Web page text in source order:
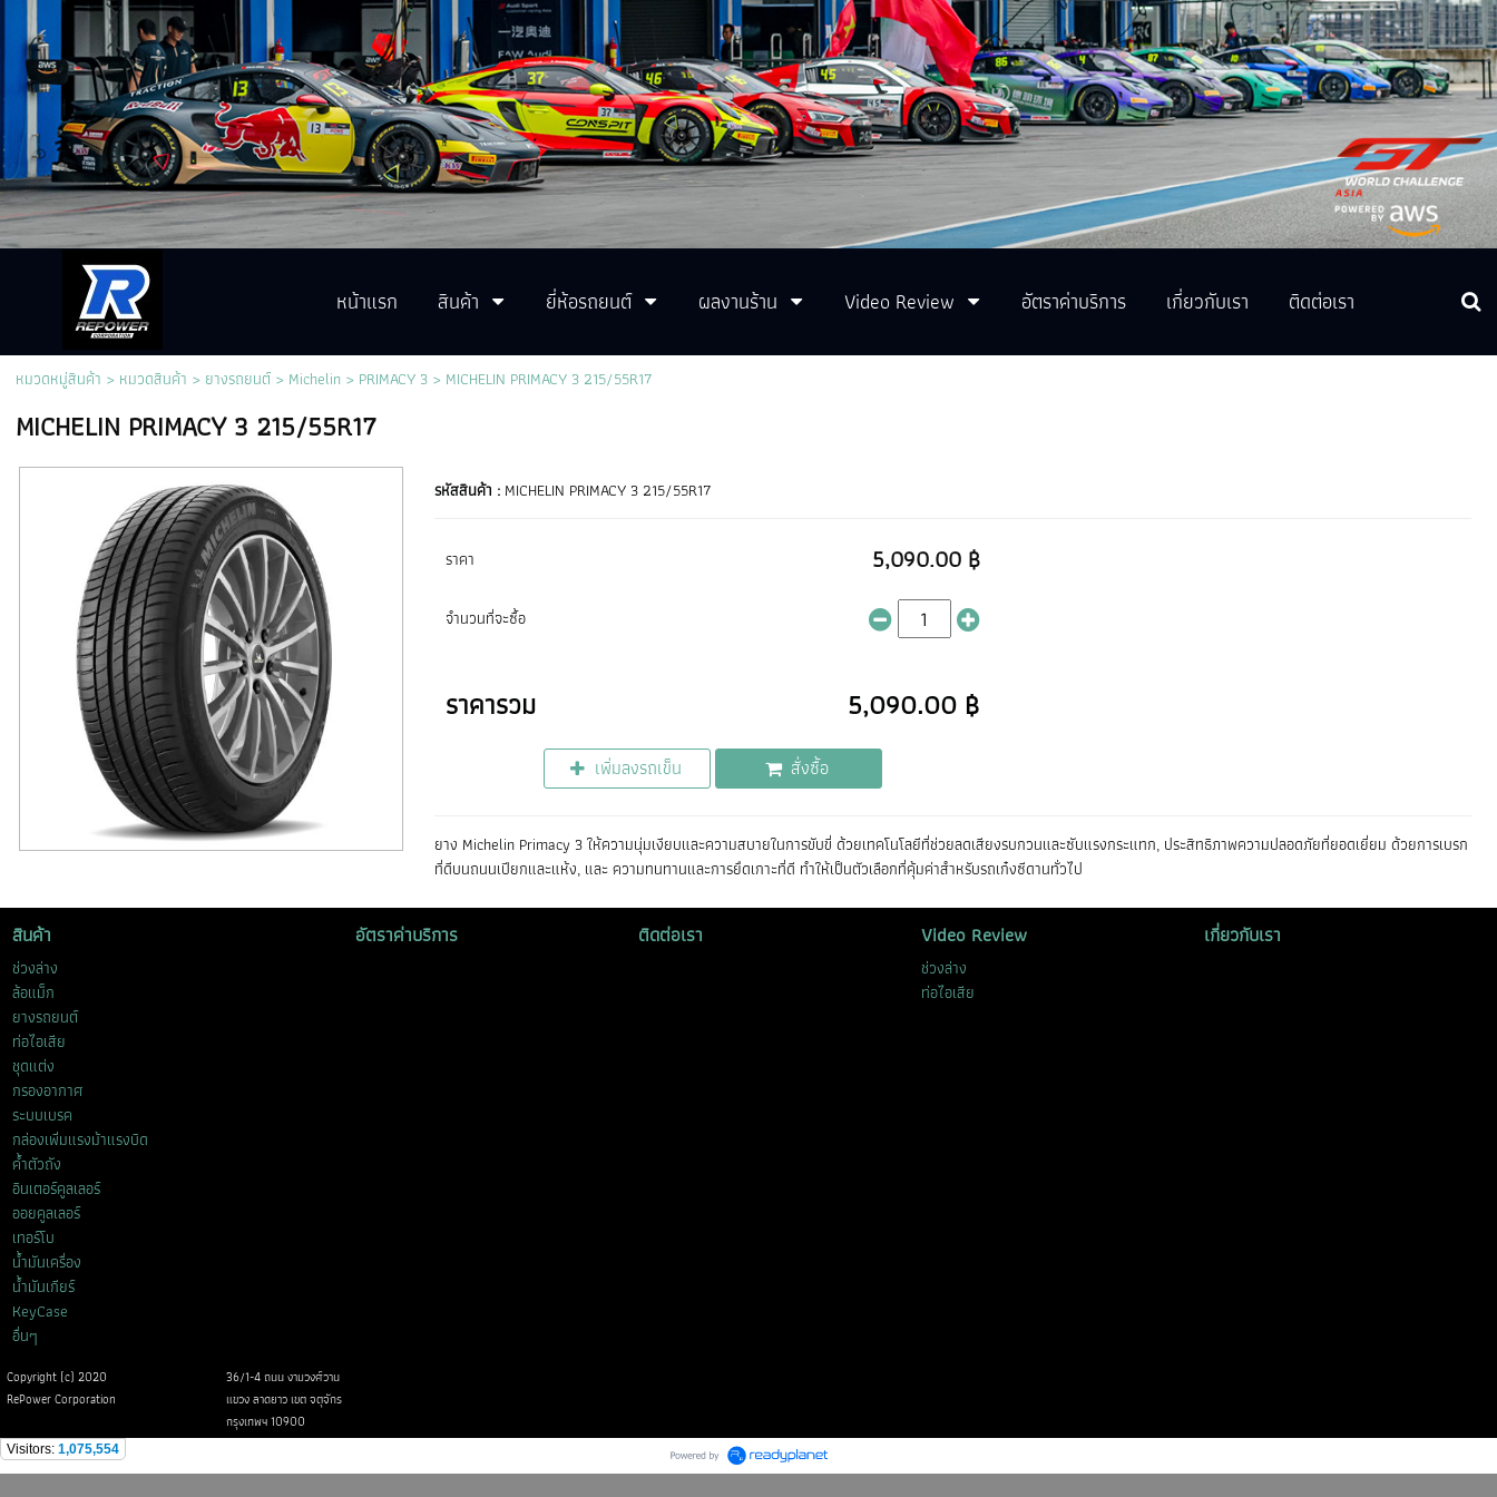
หน้าแรก สินค้า ยี่ห้อรถยนต์ ผลงานร้าน Video Review อัตราค่าบริการ เกี่ยวกับเรา ติดต่อเรา
หมวดหมู่สินค้า > หมวดสินค้า >ยางรถยนต์> Michelin> PRIMACY 3> MICHELIN PRIMACY 3 215/55R17
MICHELIN PRIMACY 3 215/55R17
รหัสสินค้า : MICHELIN PRIMACY 3 215/55R17
ราคา 5,090.00 ฿
จำนวนที่จะซื้อ
ราคารวม 5,090.00 ฿
เพิ่มลงรถเข็น สั่งซื้อ
ยาง Michelin Primacy 3 ให้ความนุ่มเงียบและความสบายในการขับขี่ ด้วยเทคโนโลยีที่ช่วยลดเสียงรบกวนและซับแรงกระแทก, ประสิทธิภาพความปลอดภัยที่ยอดเยี่ยม ด้วยการเบรก
ที่ดีบนถนนเปียกและแห้ง, และ ความทนทานและการยึดเกาะที่ดี ทำให้เป็นตัวเลือกที่คุ้มค่าสำหรับรถเก๋งซีดานทั่วไป
สินค้า
ช่วงล่าง
ล้อแม็ก
ยางรถยนต์
ท่อไอเสีย
ชุดแต่ง
กรองอากาศ
ระบบเบรค
กล่องเพิ่มแรงม้าแรงบิด
ค้ำตัวถัง
อินเตอร์คูลเลอร์
ออยคูลเลอร์
เทอร์โบ
น้ำมันเครื่อง
น้ำมันเกียร์
KeyCase
อื่นๆ
อัตราค่าบริการ ติดต่อเรา Video Review
ช่วงล่าง
ท่อไอเสีย
เกี่ยวกับเรา
Copyright (c) 2020
36/1-4 ถนน งามวงศ์วาน
RePower Corporation
แขวง ลาดยาว เขต จตุจักร
กรุงเทพฯ 10900
Visitors: 1,075,554